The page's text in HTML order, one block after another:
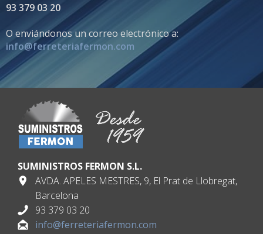
93 379 03 20
O enviándonos un correo electrónico a:
info@ferreteriafermon.com
SUMINISTROS FERMON S.L.
AVDA. APELES MESTRES, 9, El Prat de Llobregat,
Barcelona
93 379 03 20
info@ferreteriafermon.com